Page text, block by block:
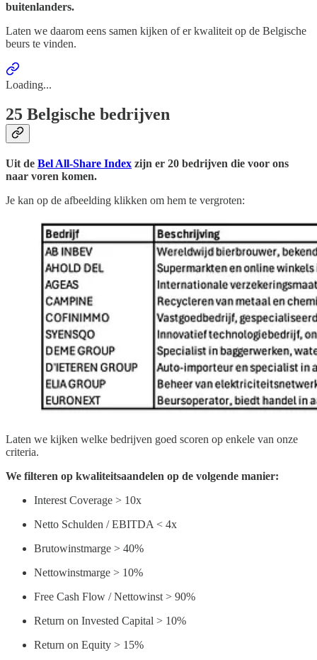
buitenlanders.
Laten we daarom eens samen kijken of er kwaliteit op de Belgische
beurs te vinden.
Loading...
25 Belgische bedrijven
Uit de Bel All-Share Index zijn er 20 bedrijven die voor ons
naar voren komen.
Je kan op de afbeelding klikken om hem te vergroten:
Laten we kijken welke bedrijven goed scoren op enkele van onze
criteria.
We filteren op kwaliteitsaandelen op de volgende manier:
Interest Coverage > 10x
Netto Schulden / EBITDA < 4x
Brutowinstmarge > 40%
Nettowinstmarge > 10%
Free Cash Flow / Nettowinst > 90%
Return on Invested Capital > 10%
Return on Equity > 15%